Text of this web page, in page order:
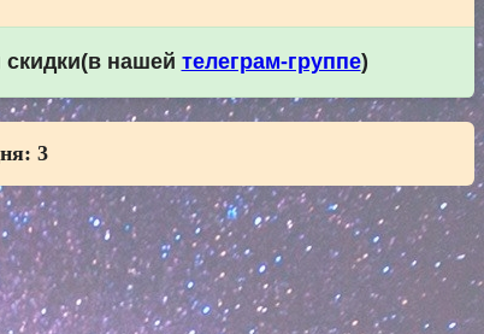
нашей телеграм-группе)
3